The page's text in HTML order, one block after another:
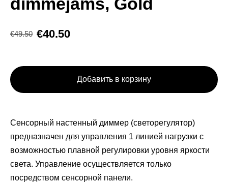
€49.50 €40.50
Добавить в корзину
Сенсорный настенный диммер (светорегулятор)
предназначен для управления 1 линией нагрузки с
возможностью плавной регулировки уровня яркости
света. Управление осуществляется только
посредством сенсорной панели.